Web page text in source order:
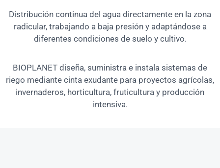
Distribución continua del agua directamente en la zona
radicular, trabajando a baja presión y adaptándose a
diferentes condiciones de suelo y cultivo.
BIOPLANET diseña, suministra e instala sistemas de
riego mediante cinta exudante para proyectos agrícolas,
invernaderos, horticultura, fruticultura y producción
intensiva.